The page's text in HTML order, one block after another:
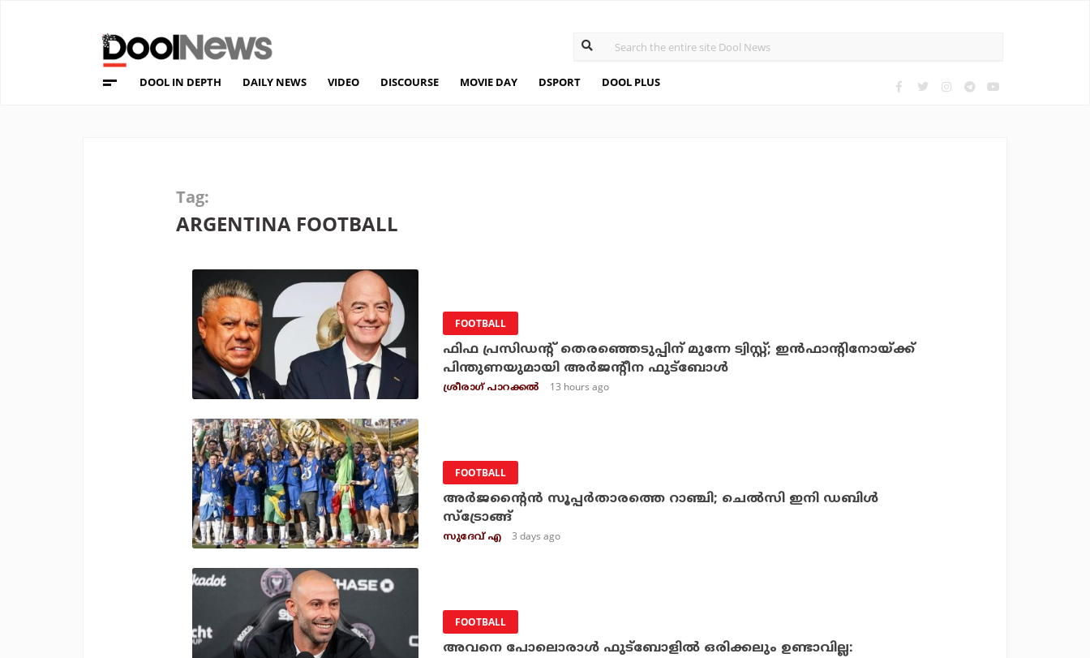
DOOL IN DEPTH DAILY NEWS VIDEO DISCOURSE MOVIE DAY DSPORT DOOL PLUS
Tag:
ARGENTINA FOOTBALL
FOOTBALL
ഫിഫ പ്രസിഡന്റ് തെരഞ്ഞെടുപ്പിന് മുന്നേ ട്വിസ്റ്റ്; ഇന്‍ഫാന്റിനോയ്ക്ക്
പിന്തുണയുമായി അര്‍ജന്റീന ഫുട്‌ബോള്‍
ശ്രീരാഗ് പാറക്കല്‍ 13 hours ago
FOOTBALL
അർജന്റൈൻ സൂപ്പർതാരത്തെ റാഞ്ചി; ചെൽസി ഇനി ഡബിൾ
സ്ട്രോങ്ങ്
സുദേവ് എ 3 days ago
FOOTBALL
അവനെ പോലൊരാൾ ഫുട്ബോളിൽ ഒരിക്കലും ഉണ്ടാവില്ല: